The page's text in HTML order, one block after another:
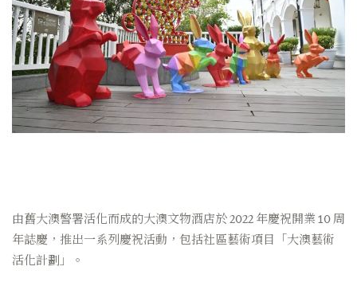
由舊大澳警署活化而成的大澳文物酒店於 2022 年慶祝開業 10 周
年誌慶，推出一系列慶祝活動，包括社區藝術項目「大澳藝術
活化計劃」。